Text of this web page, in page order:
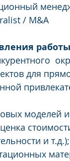
/ M&A
для
моделей
и т.д.);